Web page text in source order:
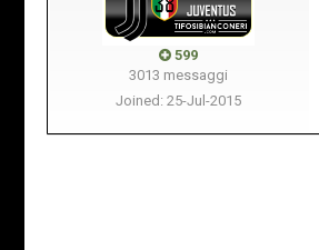
599
3013 messaggi
Joined: 25-Jul-2015